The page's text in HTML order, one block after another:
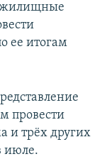
жилищные
ее итогам
провести
и трёх других
июле.